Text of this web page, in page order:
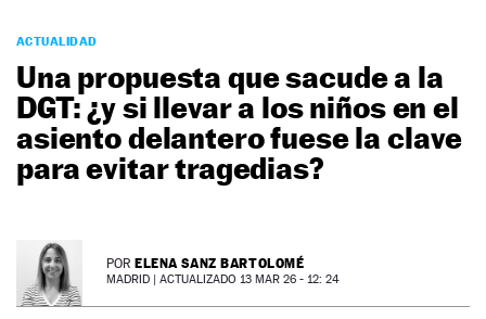
PODCAST
MOTOS
TECNOLOGÍA
SUPERCOCHES
PREMIOS
NEWSLETTER
ACTUALIDAD
Una propuesta que sacude a la
DGT: ¿y si llevar a los niños en el
asiento delantero fuese la clave
para evitar tragedias?
POR ELENA SANZ BARTOLOMÉ
MADRID | ACTUALIZADO 13 MAR 26 - 12: 24